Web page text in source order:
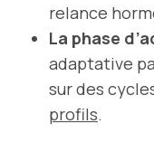
relance
La phase
adaptative
sur des
profils.